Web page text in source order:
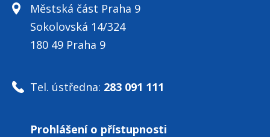
Městská část Praha 9
Sokolovská 14/324
180 49 Praha 9
Tel. ústředna: 283 091 111
Prohlášení o přístupnosti